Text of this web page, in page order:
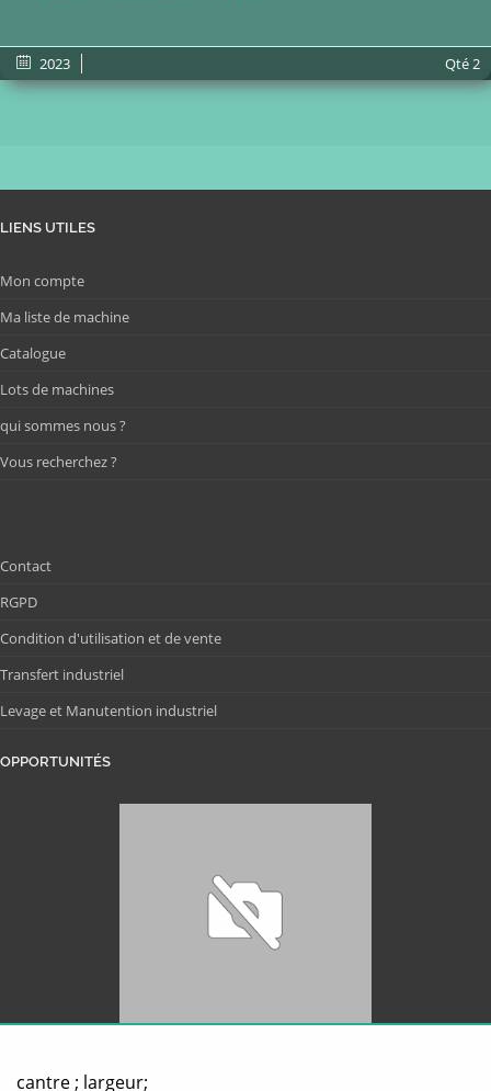
2023 Qté2
LIENS UTILES
Mon compte
Ma liste de machine
Catalogue
Lots de machines
qui sommes nous ?
Vous recherchez ?
Contact
RGPD
Condition d'utilisation et de vente
Transfert industriel
Levage et Manutention industriel
OPPORTUNITÉS
cantre ; largeur;